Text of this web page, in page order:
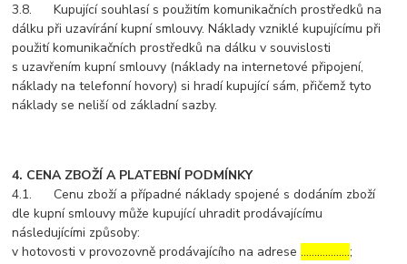
3.8. Kupující souhlasí s použitím komunikačních prostředků na
dálku při uzavírání kupní smlouvy. Náklady vzniklé kupujícímu při
použití komunikačních prostředků na dálku v souvislosti
s uzavřením kupní smlouvy (náklady na internetové připojení,
náklady na telefonní hovory) si hradí kupující sám, přičemž tyto
náklady se neliší od základní sazby.
4. CENA ZBOŽÍ A PLATEBNÍ PODMÍNKY
4.1. Cenu zboží a případné náklady spojené s dodáním zboží
dle kupní smlouvy může kupující uhradit prodávajícímu
následujícími způsoby:
v hotovosti v provozovně prodávajícího na adrese………………;